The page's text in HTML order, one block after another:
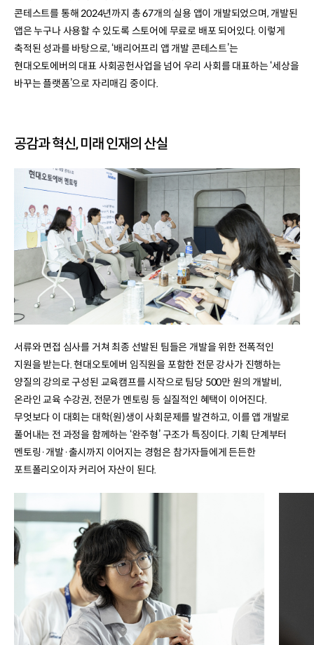
콘테스트를 통해 2024년까지 총 67개의 실용 앱이 개발되었으며, 개발된
앱은 누구나 사용할 수 있도록 스토어에 무료로 배포 되어있다. 이렇게
축적된 성과를 바탕으로, ‘배리어프리 앱 개발 콘테스트’는
현대오토에버의 대표 사회공헌사업을 넘어 우리 사회를 대표하는 ‘세상을
바꾸는 플랫폼’으로 자리매김 중이다.
공감과 혁신, 미래 인재의 산실
서류와 면접 심사를 거쳐 최종 선발된 팀들은 개발을 위한 전폭적인
지원을 받는다. 현대오토에버 임직원을 포함한 전문 강사가 진행하는
양질의 강의로 구성된 교육캠프를 시작으로 팀당 500만 원의 개발비,
온라인 교육 수강권, 전문가 멘토링 등 실질적인 혜택이 이어진다.
무엇보다 이 대회는 대학(원)생이 사회문제를 발견하고, 이를 앱 개발로
풀어내는 전 과정을 함께하는 ‘완주형’ 구조가 특징이다. 기획 단계부터
멘토링·개발·출시까지 이어지는 경험은 참가자들에게 든든한
포트폴리오이자 커리어 자산이 된다.